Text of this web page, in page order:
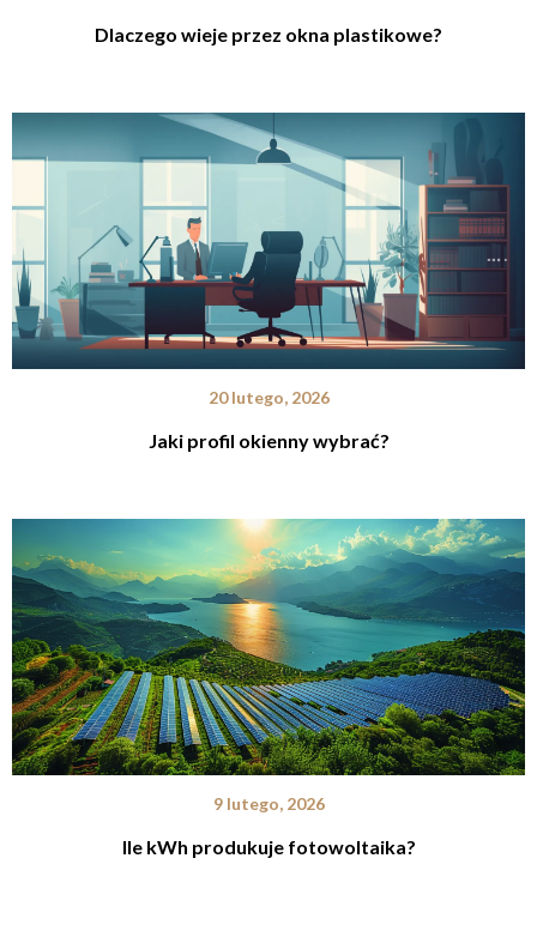
Dlaczego wieje przez okna plastikowe?
20 lutego, 2026
Jaki profil okienny wybrać?
9 lutego, 2026
Ile kWh produkuje fotowoltaika?